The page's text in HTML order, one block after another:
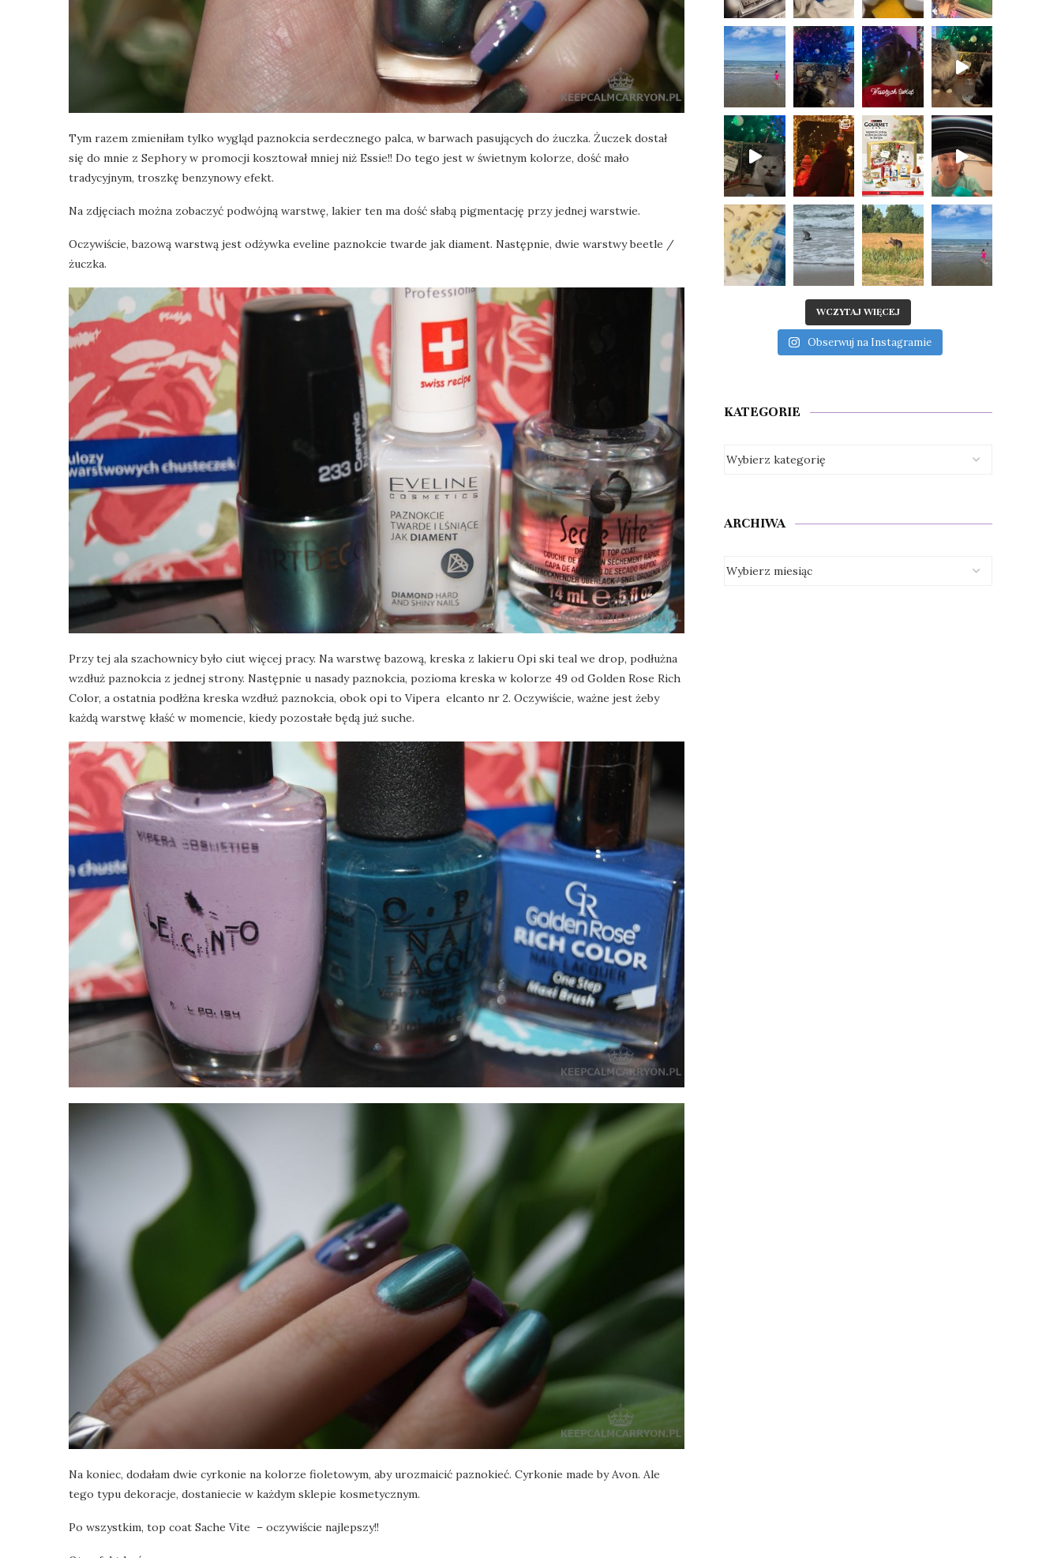
Tym razem zmieniłam tylko wygląd paznokcia serdecznego palca, w barwach pasujących do żuczka. Żuczek dostał
się do mnie z Sephory w promocji kosztował mniej niż Essie!! Do tego jest w świetnym kolorze, dość mało
tradycyjnym, troszkę benzynowy efekt.
Na zdjęciach można zobaczyć podwójną warstwę, lakier ten ma dość słabą pigmentację przy jednej warstwie.
Oczywiście, bazową warstwą jest odżywka eveline paznokcie twarde jak diament. Następnie, dwie warstwy beetle /
żuczka.
Przy tej ala szachownicy było ciut więcej pracy. Na warstwę bazową, kreska z lakieru Opi ski teal we drop, podłużna
wzdłuż paznokcia z jednej strony. Następnie u nasady paznokcia, pozioma kreska w kolorze 49 od Golden Rose Rich
Color, a ostatnia podłżna kreska wzdłuż paznokcia, obok opi to Vipera elcanto nr 2. Oczywiście, ważne jest żeby
każdą warstwę kłaść w momencie, kiedy pozostałe będą już suche.
Na koniec, dodałam dwie cyrkonie na kolorze fioletowym, aby urozmaicić paznokieć. Cyrkonie made by Avon. Ale
tego typu dekoracje, dostaniecie w każdym sklepie kosmetycznym.
Po wszystkim, top coat Sache Vite – oczywiście najlepszy!!
WCZYTAJ WIĘCEJ
Obserwuj na Instagramie
KATEGORIE
ARCHIWA